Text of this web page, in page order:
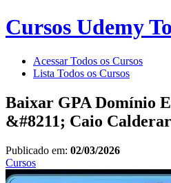
Cursos Udemy
Acessar Todos os Cursos
Lista Todos os Cursos
Baixar GPA Domínio
&#8211; Caio
Publicado em: 02/03/2026
Cursos